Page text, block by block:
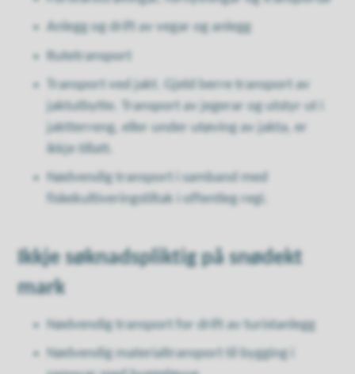
Anlegg og drift av vegar og anlegg
Rutetransport
Transport ved jakt. Gjeld berre transport av
jaktutbytte. Transport av jegerar og utstyr ut i
jaktterreng, eller under utøving av jakta, er
ikkje tillatt.
Nødvendig transport i samband med
fiskekultiveringstiltak i offentleg regi.
Ikkje søknadspliktig på snødekt
mark
Nødvendig transport for drift av turistanlegg
Nødvendig materialtransport til bygging i